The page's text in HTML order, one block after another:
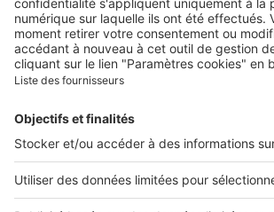
Contacter le service client
Nous rejoindre
Presse
Nos applications
Découvrez nos applications